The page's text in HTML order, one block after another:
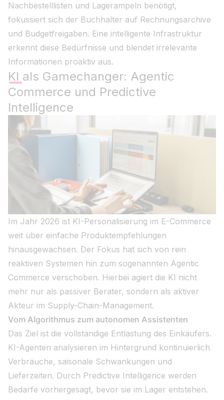
Nachbestelllisten und Lagerampeln benötigt,
fokussiert sich der Buchhalter auf Rechnungsarchive
und Budgetfreigaben. Eine intelligente Infrastruktur
erkennt diese Bedürfnisse und blendet irrelevante
Informationen proaktiv aus.
KI als Gamechanger: Agentic
Commerce und Predictive
Intelligence
Im Jahr 2026 ist KI-Personalisierung im E-Commerce
weit über einfache Produktempfehlungen
hinausgewachsen. Der Fokus hat sich von rein
reaktiven Systemen hin zum sogenannten Agentic
Commerce verschoben. Hierbei agiert die KI nicht
mehr nur als passiver Berater, sondern als aktiver
Akteur im Supply-Chain-Management.
Vom Algorithmus zum autonomen Assistenten
Das Ziel ist die vollständige Entlastung des Einkäufers.
KI-Agenten analysieren im Hintergrund kontinuierlich
Verbräuche, saisonale Schwankungen und
Lieferzeiten. Durch Predictive Intelligence werden
Bedarfe vorhergesagt, bevor sie im Lager entstehen.